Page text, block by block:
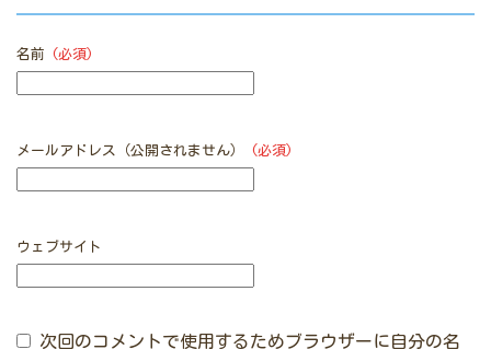
名前 (必須)
メールアドレス（公開されません） (必須)
ウェブサイト
次回のコメントで使用するためブラウザーに自分の名